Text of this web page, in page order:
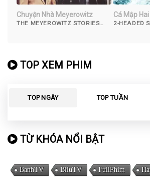
Chuyện Nhà Meyerowitz
THE MEYEROWITZ STORIES
Cá Mập
2-HEADED
TOP XEM PHIM
TOP NGÀY TOP TUẦN
TỪ KHÓA NỔI BẬT
BanhTV BiluTV FullPhim